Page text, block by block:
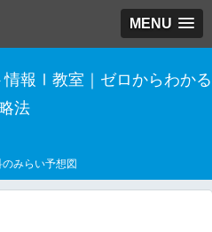
MENU
報Ⅰ教室｜ゼロからわかる
法
みらい予想図